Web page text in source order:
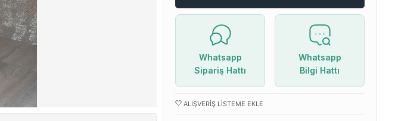
Whatsapp
Sipariş Hattı
Whatsapp
Bilgi Hattı
ALIŞVERIŞ LISTEME EKLE